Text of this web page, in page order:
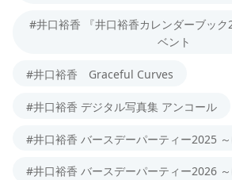
#井口裕香 『井口裕香カレンダーブック
ベント
#井口裕香 Graceful Curves
#井口裕香 デジタル写真集 アンコール
#井口裕香 バースデーパーティー2025
#井口裕香 バースデーパーティー2026